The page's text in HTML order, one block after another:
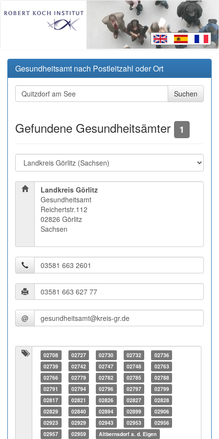
Gesundheitsamt nach Postleitzahl oder Ort
Gefundene Gesundheitsämter 1
Landkreis Görlitz
Gesundheitsamt
Reichertstr.112
02826 Görlitz
Sachsen
@
02708 02727 02730 02732
02736
02739
02742 02747 02748
02763
02766
02779 02782 02785
02788
02791
02794 02796 02797
02799
02817
02821 02826 02827
02828
02829
02840 02894 02899
02906
02923
02929 02943 02953
02956
02957
02959 Altbernsdorf a. d. Eigen